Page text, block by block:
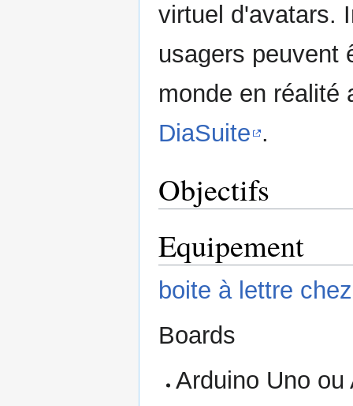
virtuel d'avatars.
usagers peuvent
monde en réalité
DiaSuite .
Objectifs
Equipement
boite à lettre
Boards
Arduino Uno ou